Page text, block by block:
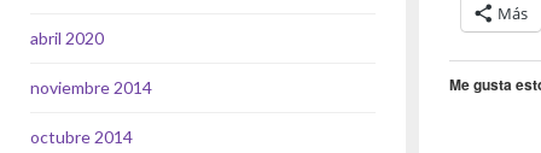
Más
Me gusta
abril 2020
noviembre 2014
octubre 2014